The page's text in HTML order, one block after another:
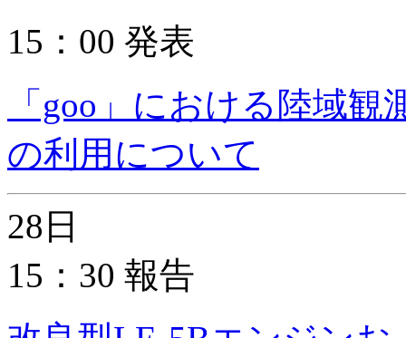
15：00 発表
「goo」における陸域
の利用について
28日
15：30 報告